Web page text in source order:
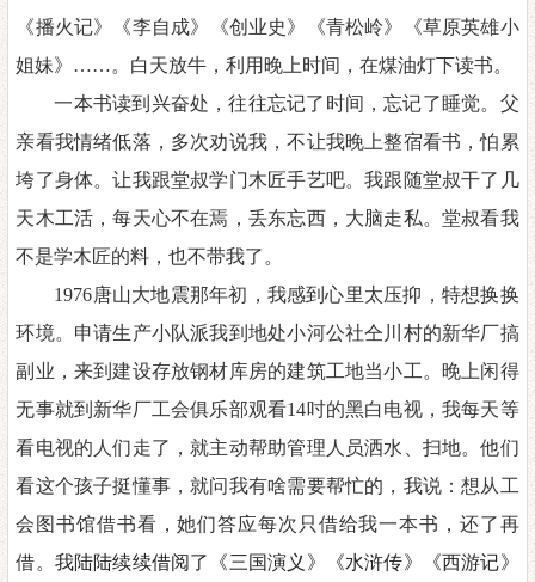
《播火记》《李自成》《创业史》《青松岭》《草原英雄小
姐妹》 ……。白天放牛，利用晚上时间，在煤油灯下读书。
一本书读到兴奋处，往往忘记了时间，忘记了睡觉。父
亲看我情绪低落，多次劝说我，不让我晚上整宿看书，怕累
垮了身体。让我跟堂叔学门木匠手艺吧。我跟随堂叔干了几
天木工活，每天心不在焉，丢东忘西，大脑走私。堂叔看我
不是学木匠的料，也不带我了。
1976唐山大地震那年初，我感到心里太压抑，特想换换
环境。申请生产小队派我到地处小河公社仝川村的新华厂搞
副业，来到建设存放钢材库房的建筑工地当小工。晚上闲得
无事就到新华厂工会俱乐部观看14吋的黑白电视，我每天等
看电视的人们走了，就主动帮助管理人员洒水、扫地。他们
看这个孩子挺懂事，就问我有啥需要帮忙的，我说：想从工
会图书馆借书看，她们答应每次只借给我一本书，还了再
借。 我陆陆续续借阅了《三国演义 》《水浒传》《西游记》